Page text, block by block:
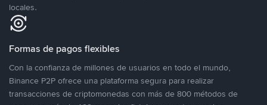
locales.
Formas de pagos flexibles
Con la confianza de millones de usuarios en todo el mundo,
Binance P2P ofrece una plataforma segura para realizar
transacciones de criptomonedas con más de 800 métodos de